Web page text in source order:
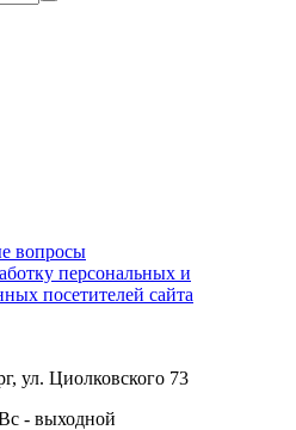
вопросы
персональных и
посетителей сайта
ул. Циолковского 73
- выходной